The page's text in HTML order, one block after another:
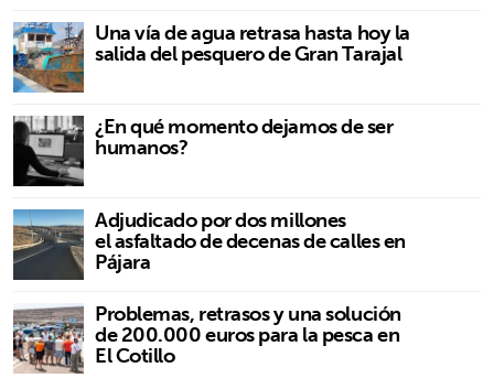
Una vía de agua retrasa hasta hoy la
salida del pesquero de Gran Tarajal
¿En qué momento dejamos de ser
humanos?
Adjudicado por dos millones
el asfaltado de decenas de calles en
Pájara
Problemas, retrasos y una solución
de 200.000 euros para la pesca en
El Cotillo